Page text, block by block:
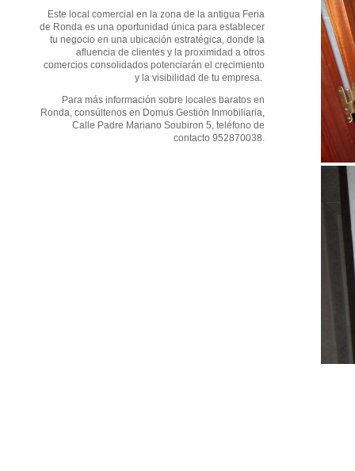
Este local comercial en la zona de la antigua Feria
de Ronda es una oportunidad única para establecer
tu negocio en una ubicación estratégica, donde la
afluencia de clientes y la proximidad a otros
comercios consolidados potenciarán el crecimiento
y la visibilidad de tu empresa.
Para más información sobre locales baratos en
Ronda, consúltenos en Domus Gestión Inmobiliaria,
Calle Padre Mariano Soubiron 5, teléfono de
contacto 952870038.